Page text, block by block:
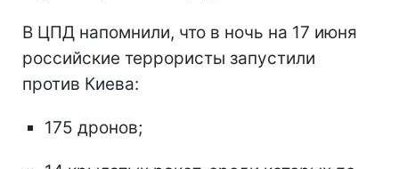
В ЦПД напомнили, что в ночь на 17 июня
российские террористы запустили
против Киева:
175 дронов;